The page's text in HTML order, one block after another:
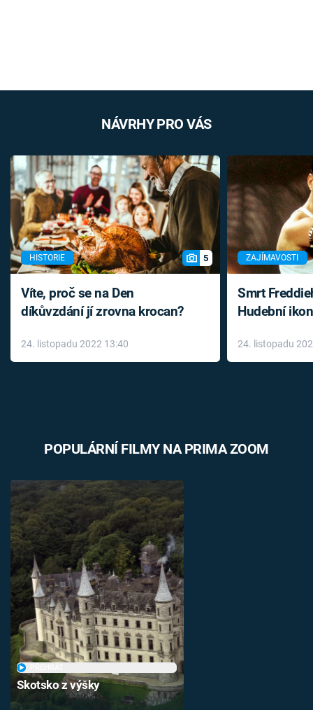
NÁVRHY PRO VÁS
HISTORIE 5
Víte, proč se na Den
díkůvzdání jí zrovna krocan?
24. listopadu 2022 13:40
ZAJÍMAVOSTI
Smrt
Hudební
léky
24. listopadu
POPULÁRNÍ FILMY NA PRIMA ZOOM
Skotsko z výšky